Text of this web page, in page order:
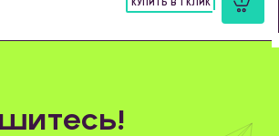
КУПИТЬ В 1 КЛИК